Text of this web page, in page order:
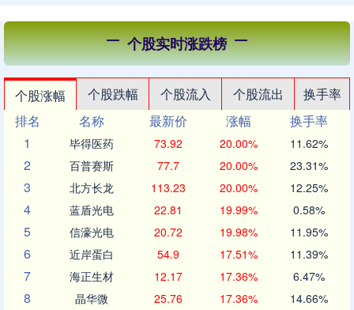
个股实时涨跌榜
个股涨幅 个股跌幅 个股流入 个股流出
换手率
排名
名称 最新价 涨幅
换手率
1
毕得医药 73.92 20.00% 11.62%
2 百普赛斯 77.7 20.00% 23.31%
3 北方长龙 113.23 20.00% 12.25%
4 蓝盾光电 22.81 19.99% 0.58%
5 信濠光电 20.72 19.98% 11.95%
6 近岸蛋白 54.9 17.51% 11.39%
7 海正生材 12.17 17.36% 6.47%
8 晶华微 25.76 17.36% 14.66%